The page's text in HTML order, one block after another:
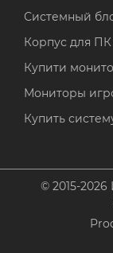
Системный
Корпус для ПК
Купити
Мониторы
Купить
© 2015-